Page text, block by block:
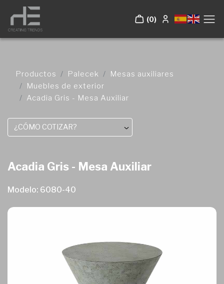
(0)
Productos Palecek
Mesas auxiliares
Muebles de exterior
Acadia Gris - Mesa Auxiliar
¿CÓMO COTIZAR?
Acadia Gris - Mesa Auxiliar
Modelo: 6080-40